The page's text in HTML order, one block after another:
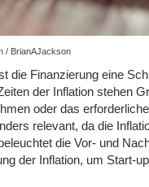
/ BrianAJackson
die Finanzierung eine
der Inflation stehen
oder das
relevant, da die
die Vor- und
der Inflation, um Start-